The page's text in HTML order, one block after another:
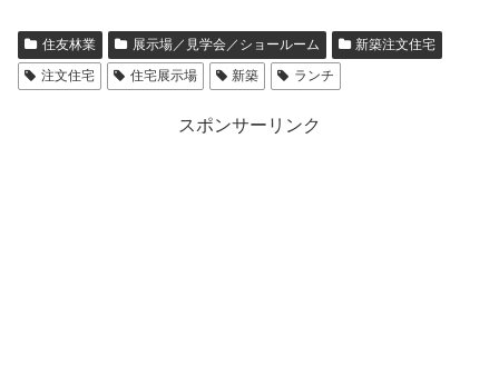
住友林業 展示場／見学会／ショールーム
新築注文住宅
注文住宅
住宅展示場 新築 ランチ
スポンサーリンク